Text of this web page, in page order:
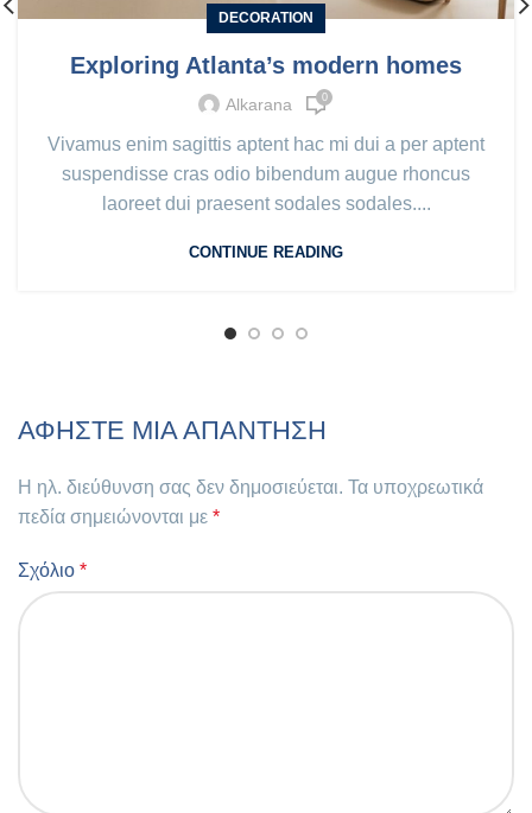
DECORATION
Exploring Atlanta’s modern homes
Alkarana 0
Vivamus enim sagittis aptent hac mi dui a per aptent
suspendisse cras odio bibendum augue rhoncus
laoreet dui praesent sodales sodales....
CONTINUE READING
ΑΦΉΣΤΕ ΜΙΑ ΑΠΆΝΤΗΣΗ
Η ηλ. διεύθυνση σας δεν δημοσιεύεται. Τα υποχρεωτικά
πεδία σημειώνονται με *
Σχόλιο *